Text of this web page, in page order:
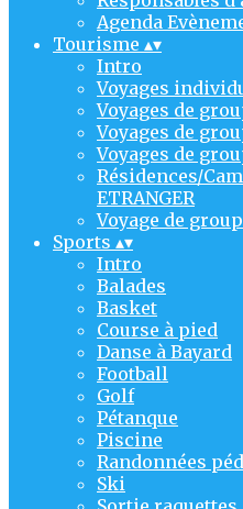
Agenda
Tourisme ▴▾
Intro
Voyages
Voyages de
Voyages de
Voyages de
Résidences/
ETRANGER
Voyage de
Sports ▴▾
Intro
Balades
Basket
Course à pied
Danse à Bayard
Football
Golf
Pétanque
Piscine
Randonnées
Ski